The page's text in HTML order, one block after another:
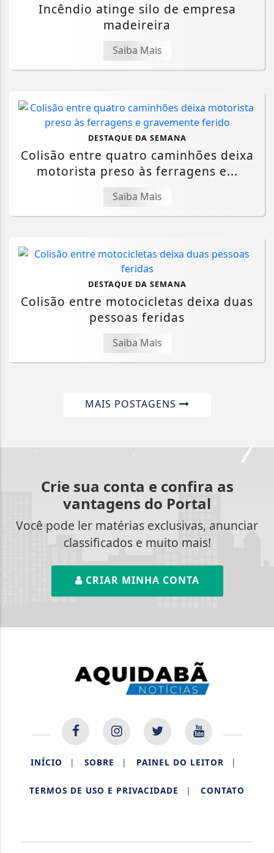
Incêndio atinge silo de empresa
madeireira
Saiba Mais
DESTAQUE DA SEMANA
Colisão entre quatro caminhões deixa
motorista preso às ferragens e...
Saiba Mais
DESTAQUE DA SEMANA
Colisão entre motocicletas deixa duas
pessoas feridas
Saiba Mais
MAIS POSTAGENS
Crie sua conta e confira as
vantagens do Portal
Você pode ler matérias exclusivas, anunciar
classificados e muito mais!
CRIAR MINHA CONTA
INÍCIO | SOBRE | PAINEL DO LEITOR |
TERMOS DE USO E PRIVACIDADE | CONTATO